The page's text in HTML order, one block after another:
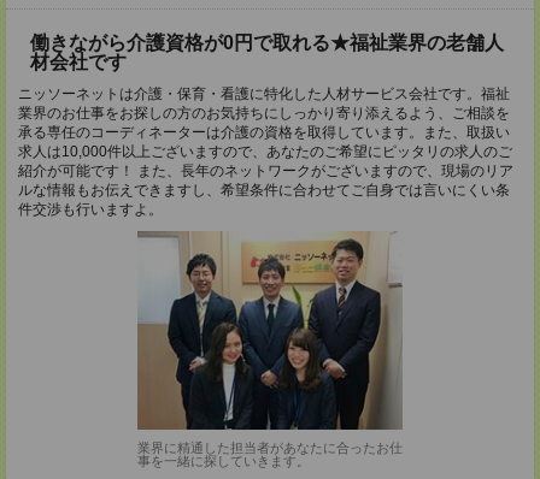
働きながら介護資格が0円で取れる★福祉業界の老舗人
材会社です
ニッソーネットは介護・保育・看護に特化した人材サービス会社です。福祉
業界のお仕事をお探しの方のお気持ちにしっかり寄り添えるよう、ご相談を
承る専任のコーディネーターは介護の資格を取得しています。また、取扱い
求人は10,000件以上ございますので、あなたのご希望にピッタリの求人のご
紹介が可能です！ また、長年のネットワークがございますので、現場のリア
ルな情報もお伝えできますし、希望条件に合わせてご自身では言いにくい条
件交渉も行いますよ。
業界に精通した担当者があなたに合ったお仕
事を一緒に探していきます。